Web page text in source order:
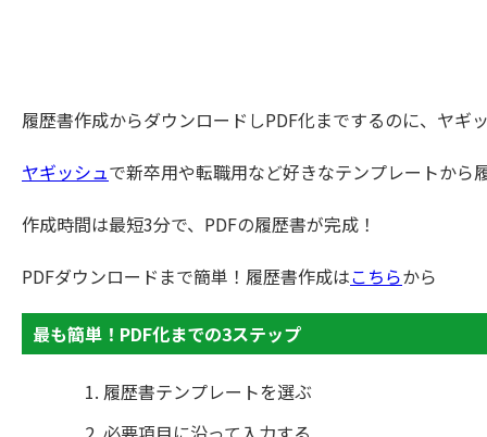
履歴書作成からダウンロードしPDF化までするのに、ヤギ
ヤギッシュで新卒用や転職用など好きなテンプレートから
作成時間は最短3分で、PDFの履歴書が完成！
PDFダウンロードまで簡単！履歴書作成はこちらから
最も簡単！PDF化までの3ステップ
履歴書テンプレートを選ぶ